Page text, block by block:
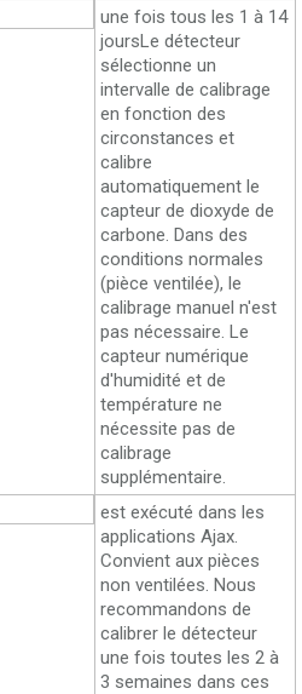
une fois tous les 1 à 14
joursLe détecteur
sélectionne un
intervalle de calibrage
en fonction des
circonstances et
calibre
automatiquement le
capteur de dioxyde de
carbone. Dans des
conditions normales
(pièce ventilée), le
calibrage manuel n'est
pas nécessaire. Le
capteur numérique
d'humidité et de
température ne
nécessite pas de
calibrage
supplémentaire.
est exécuté dans les
applications Ajax.
Convient aux pièces
non ventilées. Nous
recommandons de
calibrer le détecteur
une fois toutes les 2 à
3 semaines dans ces